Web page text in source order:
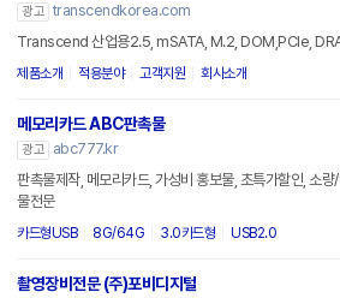
광고 transcendkorea.com
Transcend 산업용2.5, mSATA, M.2, DOM,PCIe,
제품소개 적용분야 고객지원 회사소개
메모리카드 ABC판촉물
광고
abc777.kr
판촉물제작, 메모리카드, 가성비 홍보물, 초특가할인, 소량
물전문
카드형USB 8G/64G 3.0카드형 USB2.0
촬영장비전문 (주)포비디지털